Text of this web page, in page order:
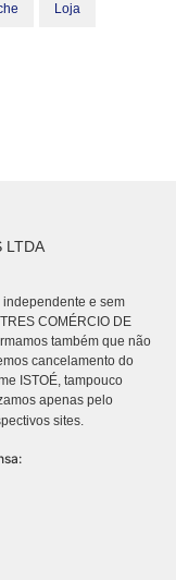
Loja
LTDA
independente e sem
COMÉRCIO DE
também que não
cancelamento do
ISTOÉ, tampouco
apenas pelo
sites.